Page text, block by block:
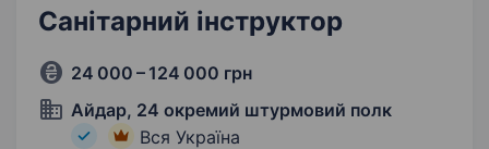
Санітарний інструктор
24 000 – 124 000 грн
Айдар, 24 окремий штурмовий полк
Вся Україна